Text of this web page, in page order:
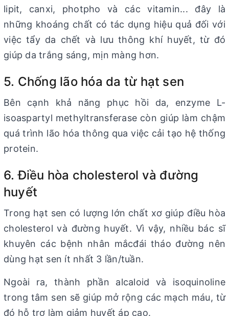
lipit, canxi, photpho và các vitamin... đây là
những khoáng chất có tác dụng hiệu quả đối với
việc tẩy da chết và lưu thông khí huyết, từ đó
giúp da trắng sáng, mịn màng hơn.
5. Chống lão hóa da từ hạt sen
Bên cạnh khả năng phục hồi da, enzyme L-
isoaspartyl methyltransferase còn giúp làm chậm
quá trình lão hóa thông qua việc cải tạo hệ thống
protein.
6. Điều hòa cholesterol và đường
huyết
Trong hạt sen có lượng lớn chất xơ giúp điều hòa
cholesterol và đường huyết. Vì vậy, nhiều bác sĩ
khuyên các bệnh nhân mắcđái tháo đường nên
dùng hạt sen ít nhất 3 lần/tuần.
Ngoài ra, thành phần alcaloid và isoquinoline
trong tâm sen sẽ giúp mở rộng các mạch máu, từ
đó hỗ trợ làm giảm huyết áp cao.